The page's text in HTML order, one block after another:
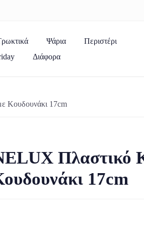
Ψάρια
Περιστέρι
Διάφορα
Κουδουνάκι 17cm
Πλαστικό
17cm